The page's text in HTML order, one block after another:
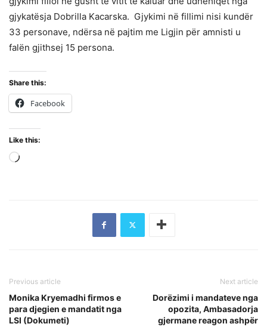
gjykatësja Dobrilla Kacarska. Gjykimi në fillimi nisi kundër
33 personave, ndërsa në pajtim me Ligjin për amnisti u
falën gjithsej 15 persona.
Share this:
Facebook
Like this:
Previous article
Monika Kryemadhi firmos e
para djegien e mandatit nga
LSI (Dokumeti)
Next article
Dorëzimi i mandateve nga
opozita, Ambasadorja
gjermane reagon ashpër